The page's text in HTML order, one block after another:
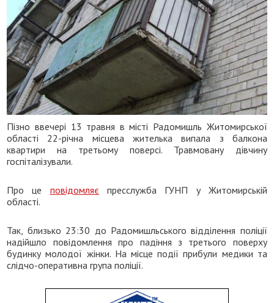
Пізно ввечері 13 травня в місті Радомишль Житомирської
області 22-річна місцева жителька випала з балкона
квартири на третьому поверсі. Травмовану дівчину
госпіталізували.
Про це повідомляє пресслужба ГУНП у Житомирській
області.
Так, близько 23:30 до Радомишльського відділення поліції
надійшло повідомлення про падіння з третього поверху
будинку молодої жінки. На місце події прибули медики та
слідчо-оперативна група поліції.